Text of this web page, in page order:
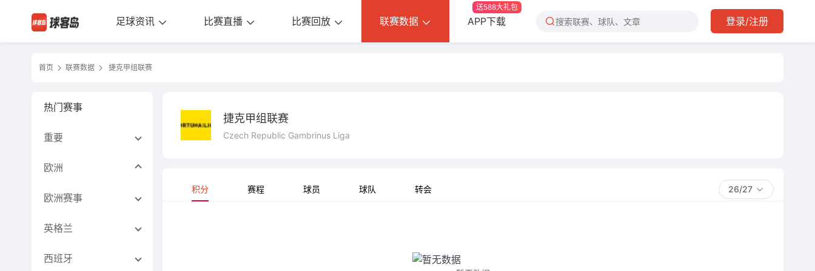
足球资讯 比赛直播 比赛回放 联赛数据 APP下载
送588大礼包
登录/注册
首页 联赛数据 捷克甲组联赛
热门赛事
重要
欧洲
欧洲赛事
英格兰
西班牙
捷克甲组联赛
Czech Republic Gambrinus Liga
积分 赛程 球员 球队 转会 26/27